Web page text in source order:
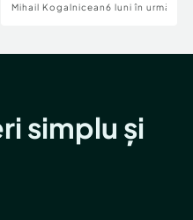
Mihail Kogalniceanu6 luni în urmă
simplu și